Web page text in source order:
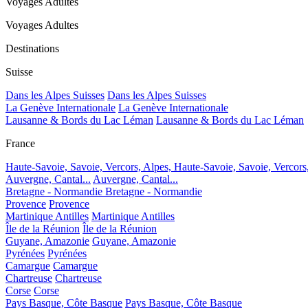
Voyages Adultes
Destinations
Suisse
Dans les Alpes Suisses Dans les Alpes Suisses
La Genève Internationale La Genève Internationale
Lausanne & Bords du Lac Léman Lausanne & Bords du Lac Léman
France
Haute-Savoie, Savoie, Vercors, Alpes, Haute-Savoie, Savoie,
Auvergne, Cantal... Auvergne, Cantal...
Bretagne - Normandie Bretagne - Normandie
Provence Provence
Martinique Antilles Martinique Antilles
Île de la Réunion Île de la Réunion
Guyane, Amazonie Guyane, Amazonie
Pyrénées Pyrénées
Camargue Camargue
Chartreuse Chartreuse
Corse Corse
Pays Basque, Côte Basque Pays Basque, Côte Basque